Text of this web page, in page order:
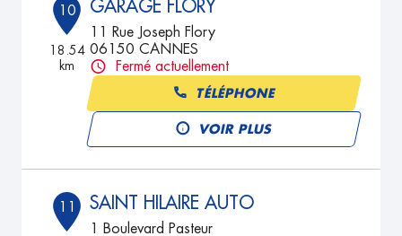
10
18.54
km
GARAGE FLORY
11 Rue Joseph Flory
06150 CANNES
Fermé actuellement
TÉLÉPHONE
VOIR PLUS
11 SAINT HILAIRE AUTO
1 Boulevard Pasteur